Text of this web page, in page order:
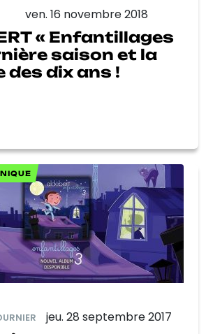
ven. 16 novembre 2018
« Enfantillages
saison et la
des dix ans !
jeu. 28 septembre 2017